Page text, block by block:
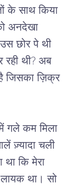
के साथ किया
अनदेखा
छोर पे थी
थी? अब
जिसका ज़िक्र
गले कम मिला
ज़्यादा चली
था कि मेरा
लायक था। सो